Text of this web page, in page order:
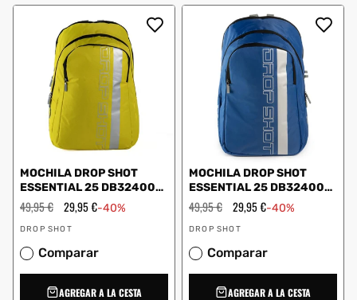
MOCHILA DROP SHOT
ESSENTIAL 25 DB324002
AMARILLO
Precio
habitual
49,95 € Precio
oferta
29,95 €-40%
Proveedor:
DROP SHOT
Comparar
AGREGAR A LA CESTA
MOCHILA DROP SHOT
ESSENTIAL 25 DB324002
AZUL
Precio
habitual
49,95 € Precio
oferta
29,95 €-40%
Proveedor:
DROP SHOT
Comparar
AGREGAR A LA CESTA